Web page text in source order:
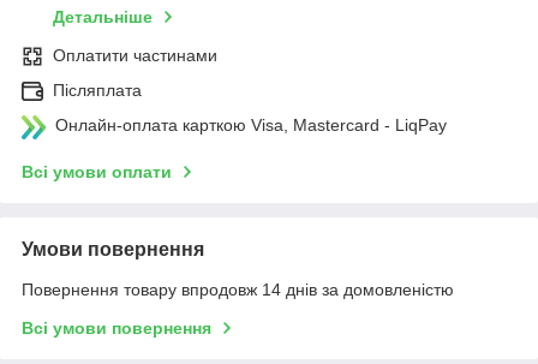
Детальніше
Оплатити частинами
Післяплата
Онлайн-оплата карткою Visa, Mastercard - LiqPay
Всі умови оплати
Умови повернення
Повернення товару впродовж 14 днів за домовленістю
Всі умови повернення